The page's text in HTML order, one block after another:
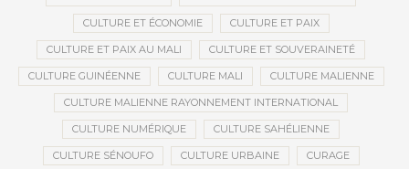
CULTURE ET ÉCONOMIE CULTURE ET PAIX
CULTURE ET PAIX AU MALI CULTURE ET SOUVERAINETÉ
CULTURE GUINÉENNE CULTURE MALI CULTURE MALIENNE
CULTURE MALIENNE RAYONNEMENT INTERNATIONAL
CULTURE NUMÉRIQUE CULTURE SAHÉLIENNE
CULTURE SÉNOUFO CULTURE URBAINE CURAGE